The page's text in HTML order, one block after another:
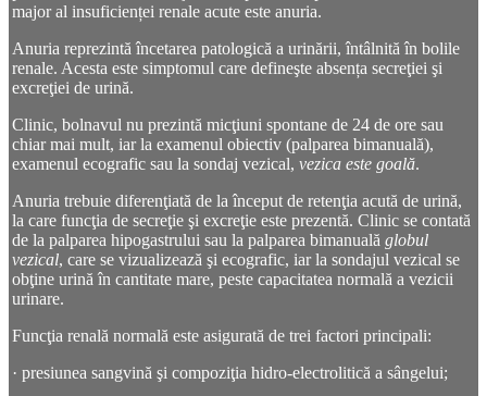
major al insuficienței renale acute este anuria.
Anuria reprezintă încetarea patologică a urinării, întâlnită în bolile
renale. Acesta este simptomul care defineşte absența secreţiei şi
excreţiei de urină.
Clinic, bolnavul nu prezintă micţiuni spontane de 24 de ore sau
chiar mai mult, iar la examenul obiectiv (palparea bimanuală),
examenul ecografic sau la sondaj vezical, vezica este goală.
Anuria trebuie diferenţiată de la început de retenţia acută de urină,
la care funcţia de secreţie şi excreţie este prezentă. Clinic se contată
de la palparea hipogastrului sau la palparea bimanuală globul
vezical, care se vizualizează şi ecografic, iar la sondajul vezical se
obţine urină în cantitate mare, peste capacitatea normală a vezicii
urinare.
Funcţia renală normală este asigurată de trei factori principali:
· presiunea sangvină şi compoziţia hidro-electrolitică a sângelui;